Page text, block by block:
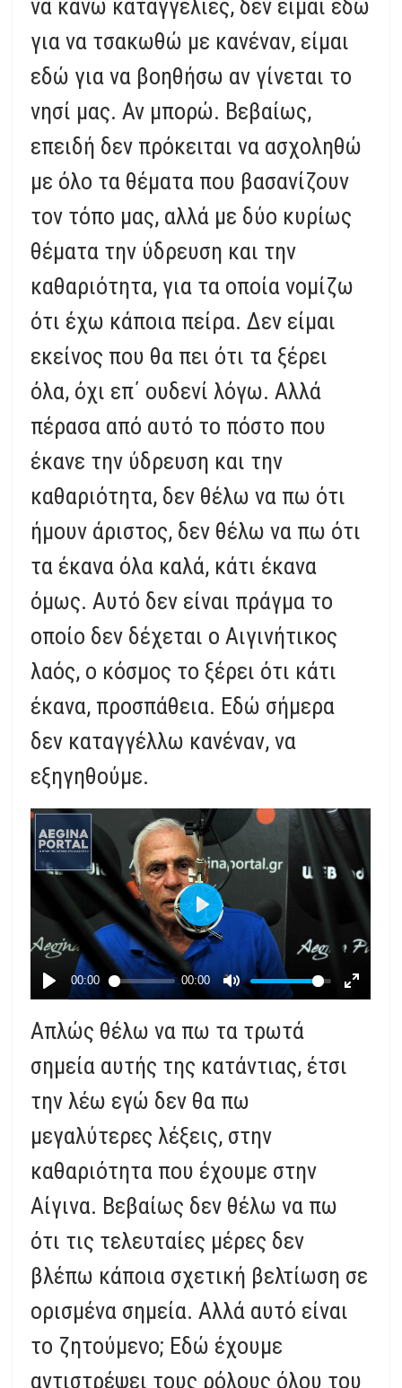
να κάνω καταγγελίες, δεν είμαι εδώ
για να τσακωθώ με κανέναν, είμαι
εδώ για να βοηθήσω αν γίνεται το
νησί μας. Αν μπορώ. Βεβαίως,
επειδή δεν πρόκειται να ασχοληθώ
με όλο τα θέματα που βασανίζουν
τον τόπο μας, αλλά με δύο κυρίως
θέματα την ύδρευση και την
καθαριότητα, για τα οποία νομίζω
ότι έχω κάποια πείρα. Δεν είμαι
εκείνος που θα πει ότι τα ξέρει
όλα, όχι επ΄ ουδενί λόγω. Αλλά
πέρασα από αυτό το πόστο που
έκανε την ύδρευση και την
καθαριότητα, δεν θέλω να πω ότι
ήμουν άριστος, δεν θέλω να πω ότι
τα έκανα όλα καλά, κάτι έκανα
όμως. Αυτό δεν είναι πράγμα το
οποίο δεν δέχεται ο Αιγινήτικος
λαός, ο κόσμος το ξέρει ότι κάτι
έκανα, προσπάθεια. Εδώ σήμερα
δεν καταγγέλλω κανέναν, να
εξηγηθούμε.
Απλώς θέλω να πω τα τρωτά
σημεία αυτής της κατάντιας, έτσι
την λέω εγώ δεν θα πω
μεγαλύτερες λέξεις, στην
καθαριότητα που έχουμε στην
Αίγινα. Βεβαίως δεν θέλω να πω
ότι τις τελευταίες μέρες δεν
βλέπω κάποια σχετική βελτίωση σε
ορισμένα σημεία. Αλλά αυτό είναι
το ζητούμενο; Εδώ έχουμε
αντιστρέψει τους ρόλους όλου του